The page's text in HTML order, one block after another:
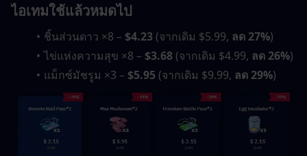
ไอเทมใช้แล้วหมดไป
ชิ้นส่วนดาว ×8 – $4.23 (จากเดิม $5.99, ลด 27%)
ไข่แห่งความสุข ×8 – $3.68 (จากเดิม $4.99, ลด 26%)
แม็กซ์มัชรูม ×3 – $5.95 (จากเดิม $9.99, ลด 29%)